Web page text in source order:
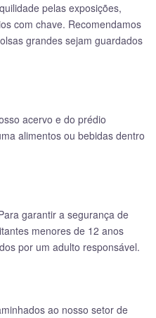
pelas exposições,
com chave. Recomendamos
grandes sejam guardados
acervo e do prédio
alimentos ou bebidas dentro
garantir a segurança de
menores de 12 anos
por um adulto responsável.
ao nosso setor de